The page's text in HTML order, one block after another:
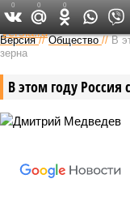
Версия //Общество //В
зерна
В этом году
0 0 0